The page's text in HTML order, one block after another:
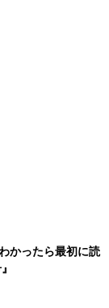
かったら最初に読